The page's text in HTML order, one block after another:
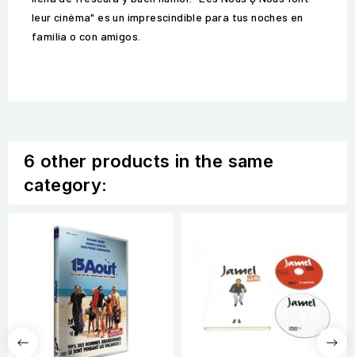
leur cinéma" es un imprescindible para tus noches en
familia o con amigos.
6 other products in the same
category: